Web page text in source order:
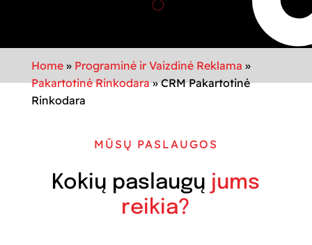
Home» Programinė ir Vaizdinė Reklama »
Pakartotinė Rinkodara»CRM Pakartotinė
Rinkodara
MŪSŲ PASLAUGOS
Kokių paslaugų jums
reikia?